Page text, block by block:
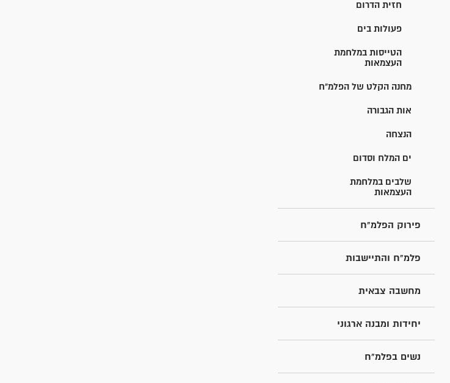
חזית הדרום
פעולות בים
הטייסות במלחמת
העצמאות
מחנה הקלט של הפלמ"ח
אות הגבורה
הנצחה
ים המלח וסדום
שלבים במלחמת
העצמאות
פירוק הפלמ"ח
פלמ"ח והתיישבות
מחשבה צבאית
יחידות ומבנה ארגוני
נשים בפלמ"ח